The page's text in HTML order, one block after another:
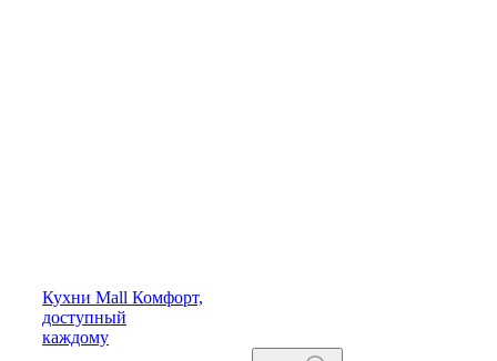
Кухни Mall Комфорт,
доступный
каждому